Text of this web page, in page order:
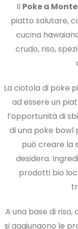
Il Poke a
piatto salutare,
cucina
crudo, riso,
La ciotola di poke
ad essere un
l’opportunità di
di una poke bowl
può creare la
desidera.
prodotti bio
A una base di riso,
si aggiungono le